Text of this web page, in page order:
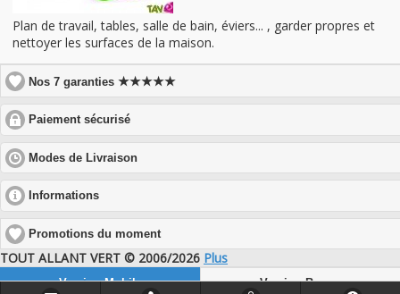
Plan de travail, tables, salle de bain, éviers... , garder propres et
nettoyer les surfaces de la maison.
Nos 7 garanties★★★★★
Paiement sécurisé
to
expand
contents
Modes de Livraison
to
Informations
to
expand
contents
Promotions du moment
TOUT ALLANT VERT © 2006/2026 Plus
Version Mobile Version Bureau